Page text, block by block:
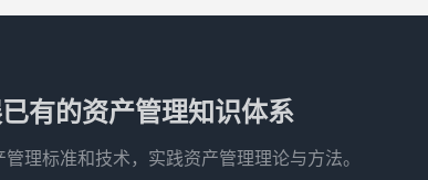
有的资产管理知识体系
理标准和技术，实践资产管理理论与方法。